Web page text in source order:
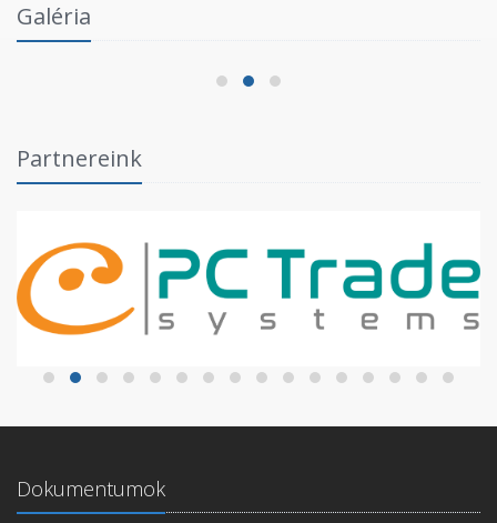
Galéria
Fórumban
2026.06.03.
Partnereink
Dokumentumok